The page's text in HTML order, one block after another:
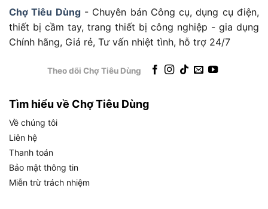
Pin bền bỉ: Cho phép đo liên tục hàng nghìn lần
với 2 pin AAA.
lợi và hiệu quả tối đa. Sản phẩm này là thiết bị lý
xác cao.
Lưu ý khi dùng máy đo khoảng cách
laser GLM 40
Chợ Tiêu Dùng- Chuyên bán Công cụ, dụng cụ điện,
thiết bị cầm tay, trang thiết bị công nghiệp - gia dụng
Chính hãng, Giá rẻ, Tư vấn nhiệt tình, hỗ trợ 24/7
Theo dõi Chợ Tiêu Dùng
Tìm hiểu về Chợ Tiêu Dùng
Về chúng tôi
Liên hệ
Thanh toán
Bảo mật thông tin
Miễn trừ trách nhiệm